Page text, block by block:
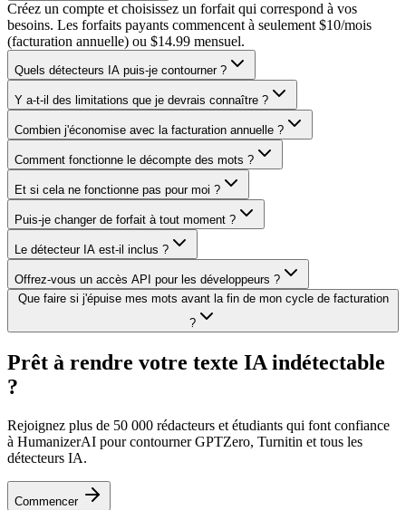
Créez un compte et choisissez un forfait qui correspond à vos
besoins. Les forfaits payants commencent à seulement $10/mois
(facturation annuelle) ou $14.99 mensuel.
Quels détecteurs IA puis-je contourner ?
Y a-t-il des limitations que je devrais connaître ?
Combien j'économise avec la facturation annuelle ?
Comment fonctionne le décompte des mots ?
Et si cela ne fonctionne pas pour moi ?
Puis-je changer de forfait à tout moment ?
Le détecteur IA est-il inclus ?
Offrez-vous un accès API pour les développeurs ?
Que faire si j'épuise mes mots avant la fin de mon cycle de facturation
?
Prêt à rendre votre texte IA indétectable
?
Rejoignez plus de 50 000 rédacteurs et étudiants qui font confiance
à HumanizerAI pour contourner GPTZero, Turnitin et tous les
détecteurs IA.
Commencer